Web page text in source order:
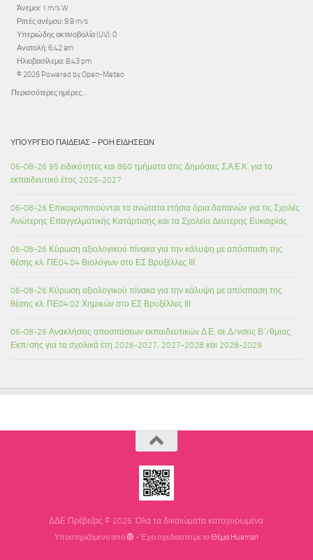
Άνεμοι: 1 m/s W
Ριπές ανέμου: 9.8 m/s
Υπεριώδης ακτινοβολία (UV): 0
Ανατολή: 6:42 am
Ηλιοβασίλεμα: 8:43 pm
© 2026 Powered by Open-Meteo
Περισσότερες ημέρες...
ΥΠΟΥΡΓΕΊΟ ΠΑΙΔΕΊΑΣ – ΡΟΉ ΕΙΔΉΣΕΩΝ
06-08-26 95 ειδικότητες και 860 τμήματα στις Δημόσιες Σ.Α.Ε.Κ. για το
εκπαιδευτικό έτος 2026-2027
06-08-26 Επικαιροποιούνται τα ανώτατα ετήσια όρια δαπανών για τις Σχολές
Ανώτερης Επαγγελματικής Κατάρτισης και τα Σχολεία Δεύτερης Ευκαιρίας
06-08-26 Κύρωση αξιολογικού πίνακα για την κάλυψη με απόσπαση της
θέσης κλ. ΠΕ04.04 Βιολόγων στο ΕΣ Βρυξέλλες ΙΙΙ
06-08-26 Κύρωση αξιολογικού πίνακα για την κάλυψη με απόσπαση της
θέσης κλ. ΠΕ04.02 Χημικών στο ΕΣ Βρυξέλλες ΙΙΙ
06-08-26 Ανακλήσεις αποσπάσεων εκπαιδευτικών Δ.Ε. σε Δ/νσεις Β΄/θμιας
Εκπ/σης για τα σχολικά έτη 2026-2027, 2027-2028 και 2028-2029
ΔΔΕ Πρέβεζας © 2026. Όλα τα δικαιώματα κατοχυρωμένα.
Υποστηριζόμενο από - Έχει σχεδιαστεί με τοΘέμα Ηueman